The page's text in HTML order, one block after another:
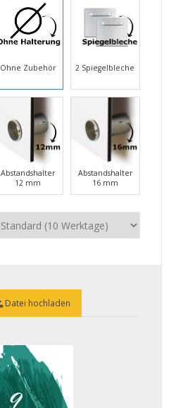
Ohne Zubehör 2 Spiegelbleche
Abstandshalter
12 mm
Abstandshalter
16 mm
Datei hochladen